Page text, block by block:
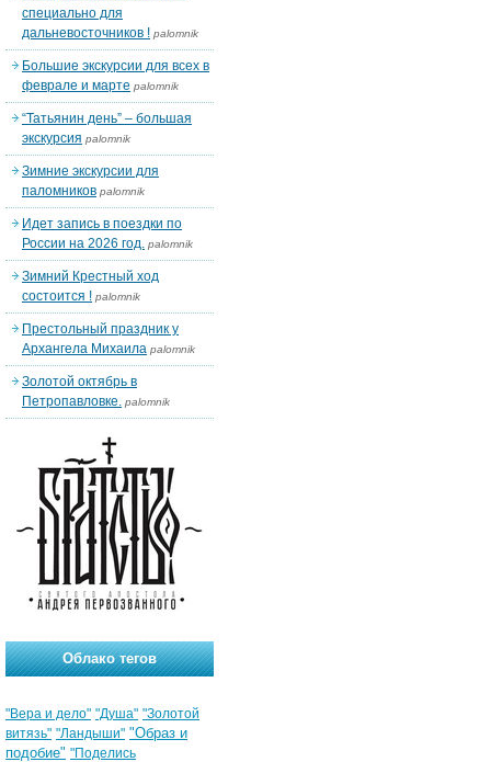
специально для
дальневосточников ! palomnik
Большие экскурсии для всех в
феврале и марте palomnik
“Татьянин день” – большая
экскурсия palomnik
Зимние экскурсии для
паломников palomnik
Идет запись в поездки по
России на 2026 год. palomnik
Зимний Крестный ход
состоится ! palomnik
Престольный праздник у
Архангела Михаила palomnik
Золотой октябрь в
Петропавловке. palomnik
Облако тегов
"Вера и дело" "Душа" "Золотой
витязь" "Ландыши" "Образ и
подобие" "Поделись